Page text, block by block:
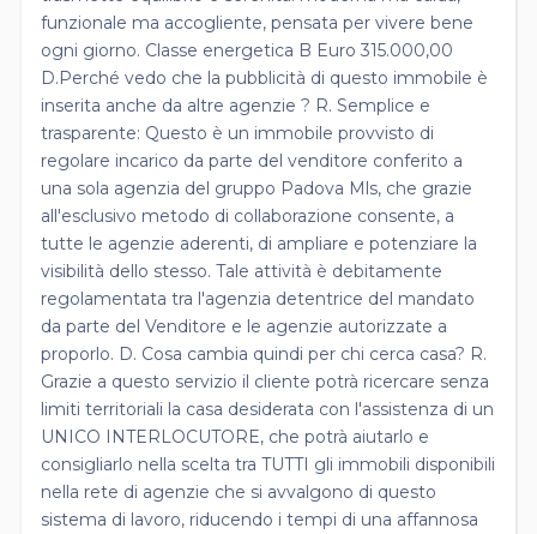
funzionale ma accogliente, pensata per vivere bene
ogni giorno. Classe energetica B Euro 315.000,00
D.Perché vedo che la pubblicità di questo immobile è
inserita anche da altre agenzie ? R. Semplice e
trasparente: Questo è un immobile provvisto di
regolare incarico da parte del venditore conferito a
una sola agenzia del gruppo Padova Mls, che grazie
all'esclusivo metodo di collaborazione consente, a
tutte le agenzie aderenti, di ampliare e potenziare la
visibilità dello stesso. Tale attività è debitamente
regolamentata tra l'agenzia detentrice del mandato
da parte del Venditore e le agenzie autorizzate a
proporlo. D. Cosa cambia quindi per chi cerca casa? R.
Grazie a questo servizio il cliente potrà ricercare senza
limiti territoriali la casa desiderata con l'assistenza di un
UNICO INTERLOCUTORE, che potrà aiutarlo e
consigliarlo nella scelta tra TUTTI gli immobili disponibili
nella rete di agenzie che si avvalgono di questo
sistema di lavoro, riducendo i tempi di una affannosa